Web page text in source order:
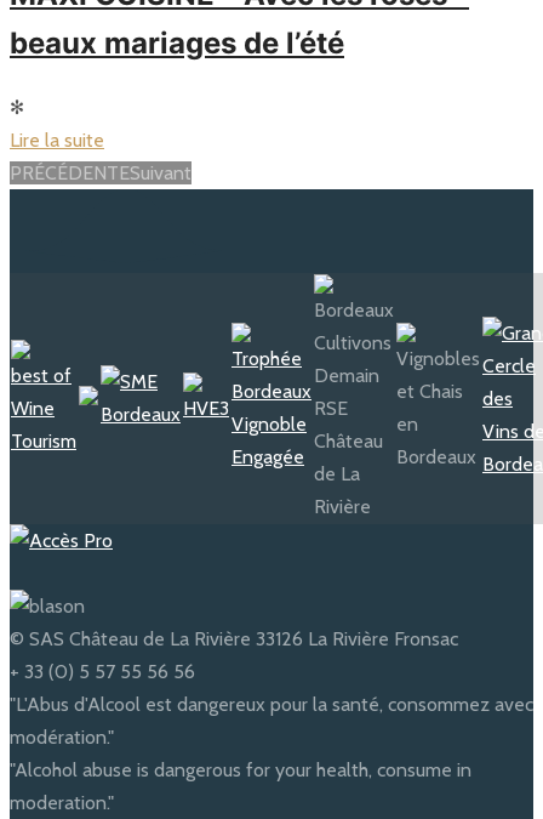
beaux mariages de l’été
✻
Lire la suite
Posts
PRÉCÉDENTESuivant
© SAS Château de La Rivière 33126 La Rivière Fronsac
+ 33 (0) 5 57 55 56 56
"L'Abus d'Alcool est dangereux pour la santé, consommez avec
modération."
"Alcohol abuse is dangerous for your health, consume in
moderation."